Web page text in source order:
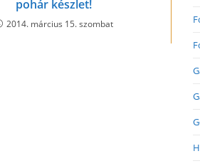
pohár készlet!
2014. március 15. szombat